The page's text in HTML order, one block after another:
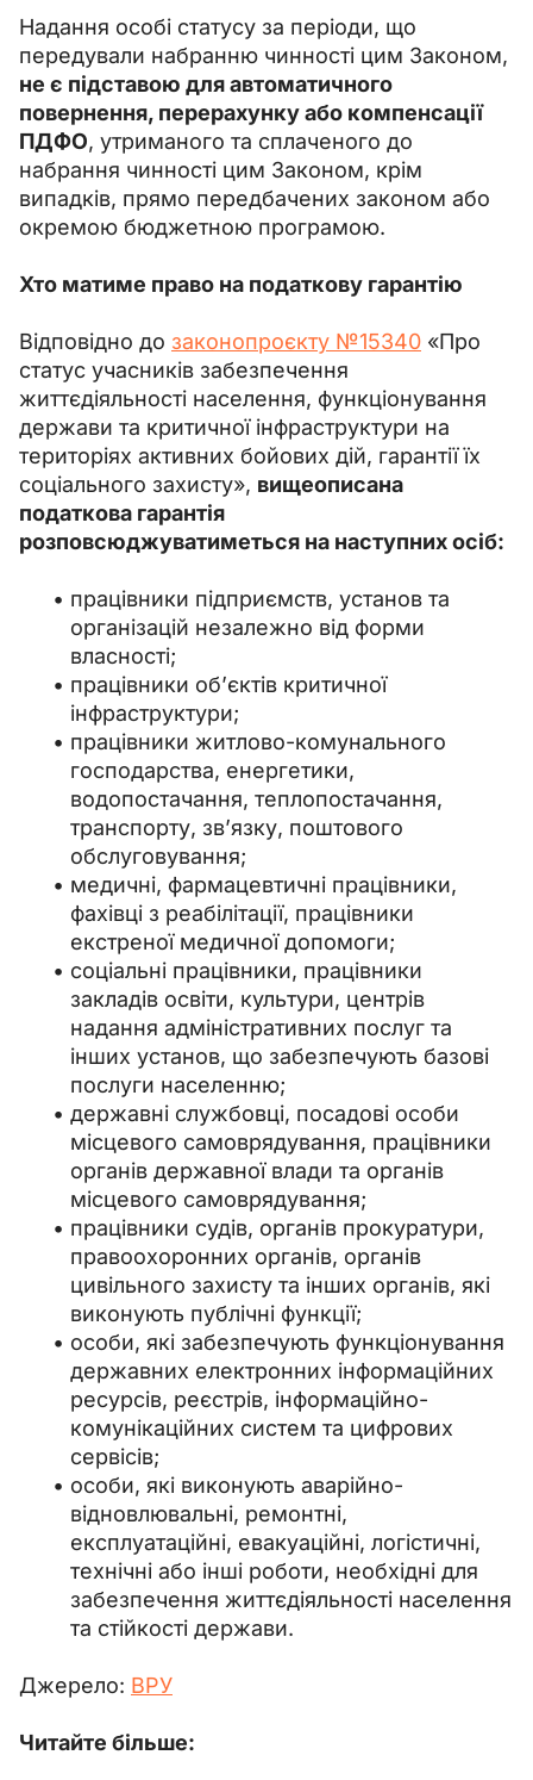
Надання особі статусу за періоди, що
передували набранню чинності цим Законом,
не є підставою для автоматичного
повернення, перерахунку або компенсації
ПДФО, утриманого та сплаченого до
набрання чинності цим Законом, крім
випадків, прямо передбачених законом або
окремою бюджетною програмою.
Хто матиме право на податкову гарантію
Відповідно до законопроєкту №15340 «Про
статус учасників забезпечення
життєдіяльності населення, функціонування
держави та критичної інфраструктури на
територіях активних бойових дій, гарантії їх
соціального захисту», вищеописана
податкова гарантія
розповсюджуватиметься на наступних осіб:
працівники підприємств, установ та
організацій незалежно від форми
власності;
працівники об’єктів критичної
інфраструктури;
працівники житлово-комунального
господарства, енергетики,
водопостачання, теплопостачання,
транспорту, зв’язку, поштового
обслуговування;
медичні, фармацевтичні працівники,
фахівці з реабілітації, працівники
екстреної медичної допомоги;
соціальні працівники, працівники
закладів освіти, культури, центрів
надання адміністративних послуг та
інших установ, що забезпечують базові
послуги населенню;
державні службовці, посадові особи
місцевого самоврядування, працівники
органів державної влади та органів
місцевого самоврядування;
працівники судів, органів прокуратури,
правоохоронних органів, органів
цивільного захисту та інших органів, які
виконують публічні функції;
особи, які забезпечують функціонування
державних електронних інформаційних
ресурсів, реєстрів, інформаційно-
комунікаційних систем та цифрових
сервісів;
особи, які виконують аварійно-
відновлювальні, ремонтні,
експлуатаційні, евакуаційні, логістичні,
технічні або інші роботи, необхідні для
забезпечення життєдіяльності населення
та стійкості держави.
Джерело: ВРУ
Читайте більше: